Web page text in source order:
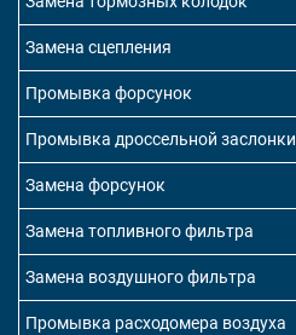
Замена сцепления
Промывка форсунок
Промывка дроссельной заслонки
Замена форсунок
Замена топливного фильтра
Замена воздушного фильтра
Промывка расходомера воздуха